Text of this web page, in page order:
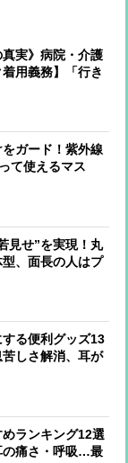
真実》病院・介護
用義務】「行き
て生活から大切
ガード！紫外線
て使えるマス
見せ”を実現！丸
、面長の人はプ
る便利グッズ13
しさ解消、耳が
ランキング12選
の痛さ・呼吸…最